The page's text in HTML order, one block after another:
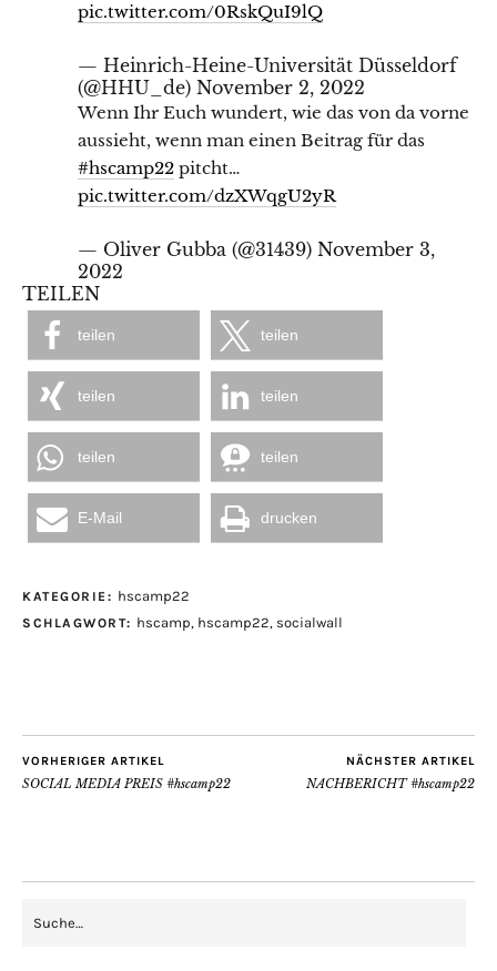
pic.twitter.com/0RskQuI9lQ
— Heinrich-Heine-Universität Düsseldorf
(@HHU_de) November 2, 2022
Wenn Ihr Euch wundert, wie das von da vorne
aussieht, wenn man einen Beitrag für das
#hscamp22 pitcht…
pic.twitter.com/dzXWqgU2yR
— Oliver Gubba (@31439) November 3,
2022
TEILEN
teilen teilen
teilen teilen
teilen teilen
E-Mail drucken
KATEGORIE: hscamp22
SCHLAGWORT: hscamp, hscamp22, socialwall
VORHERIGER ARTIKEL
SOCIAL MEDIA PREIS #hscamp22
NÄCHSTER ARTIKEL
NACHBERICHT #hscamp22